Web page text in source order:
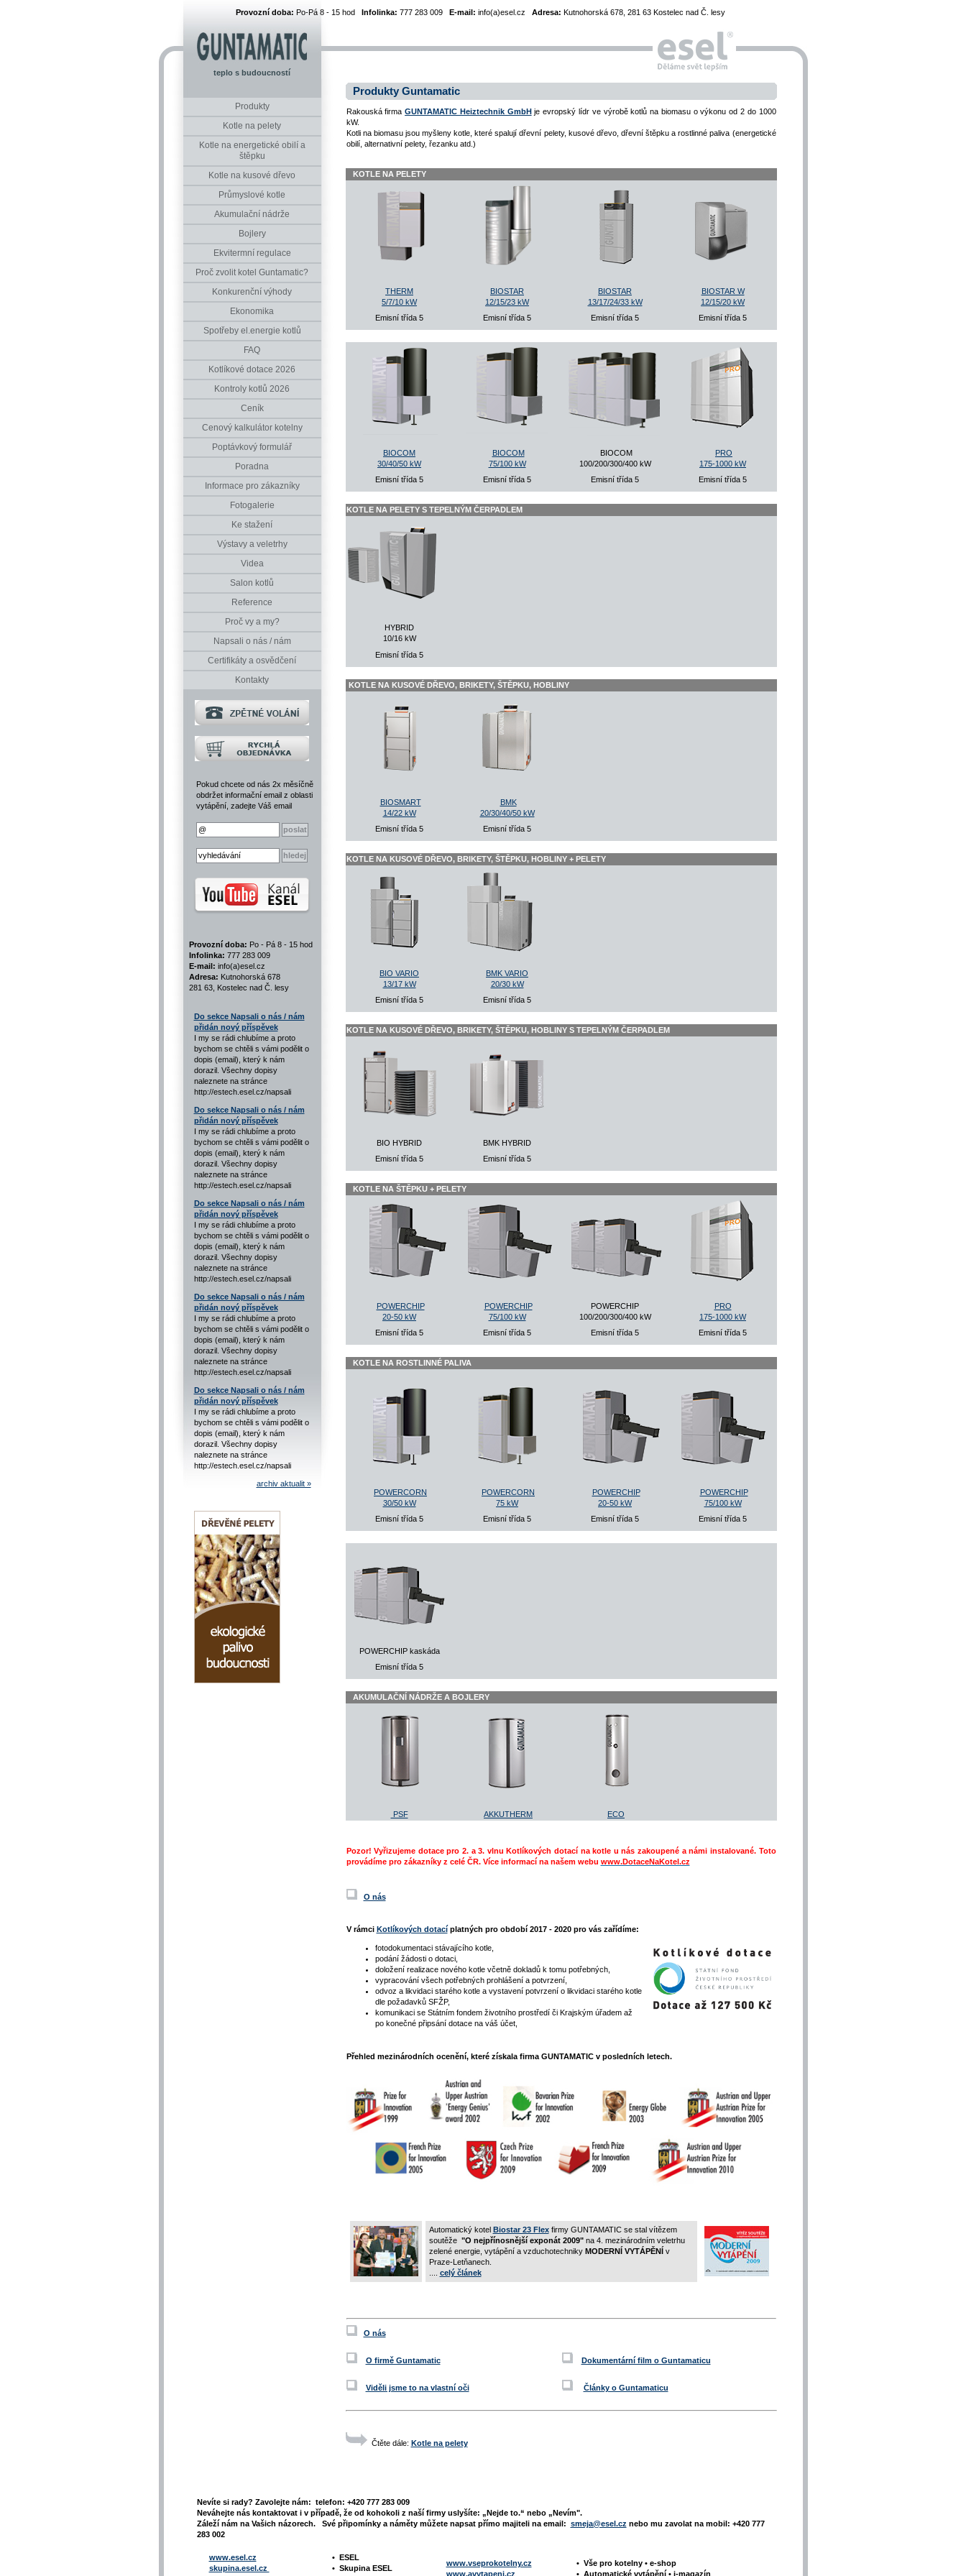
Provozní doba: Po-Pá 8 - 15 hod Infolinka: 777 283 009 E-mail: info(a)esel.cz Adresa: Kutnohorská 678, 281 63 Kostelec nad Č. lesy
teplo s budoucností
Produkty
Kotle na pelety
Kotle na energetické obilí a
štěpku
Kotle na kusové dřevo
Průmyslové kotle
Akumulační nádrže
Bojlery
Ekvitermní regulace
Proč zvolit kotel Guntamatic?
Konkurenční výhody
Ekonomika
Spotřeby el.energie kotlů
FAQ
Kotlíkové dotace 2026
Kontroly kotlů 2026
Ceník
Cenový kalkulátor kotelny
Poptávkový formulář
Poradna
Informace pro zákazníky
Fotogalerie
Ke stažení
Výstavy a veletrhy
Videa
Salon kotlů
Reference
Proč vy a my?
Napsali o nás / nám
Certifikáty a osvědčení
Kontakty
Pokud chcete od nás 2x měsíčně
obdržet informační email z oblasti
vytápění, zadejte Váš email
Provozní doba: Po - Pá 8 - 15 hod
Infolinka: 777 283 009
E-mail: info(a)esel.cz
Adresa: Kutnohorská 678
281 63, Kostelec nad Č. lesy
Do sekce Napsali o nás / nám
přidán nový příspěvek
I my se rádi chlubíme a proto
bychom se chtěli s vámi podělit o
dopis (email), který k nám
dorazil. Všechny dopisy
naleznete na stránce
http://estech.esel.cz/napsali
Do sekce Napsali o nás / nám
přidán nový příspěvek
I my se rádi chlubíme a proto
bychom se chtěli s vámi podělit o
dopis (email), který k nám
dorazil. Všechny dopisy
naleznete na stránce
http://estech.esel.cz/napsali
Do sekce Napsali o nás / nám
přidán nový příspěvek
I my se rádi chlubíme a proto
bychom se chtěli s vámi podělit o
dopis (email), který k nám
dorazil. Všechny dopisy
naleznete na stránce
http://estech.esel.cz/napsali
Do sekce Napsali o nás / nám
přidán nový příspěvek
I my se rádi chlubíme a proto
bychom se chtěli s vámi podělit o
dopis (email), který k nám
dorazil. Všechny dopisy
naleznete na stránce
http://estech.esel.cz/napsali
Do sekce Napsali o nás / nám
přidán nový příspěvek
I my se rádi chlubíme a proto
bychom se chtěli s vámi podělit o
dopis (email), který k nám
dorazil. Všechny dopisy
naleznete na stránce
http://estech.esel.cz/napsali
archiv aktualit »
Produkty Guntamatic
Rakouská firmaGUNTAMATIC Heiztechnik GmbHje evropský lídr ve výrobě kotlů na biomasu o výkonu od 2 do 1000
kW.
Kotli na biomasu jsou myšleny kotle, které spalují dřevní pelety, kusové dřevo, dřevní štěpku a rostlinné paliva (energetické
obilí, alternativní pelety, řezanku atd.)
KOTLE NA PELETY
THERM
5/7/10 kW
Emisní třída 5
BIOSTAR
12/15/23 kW
Emisní třída 5
BIOSTAR
13/17/24/33 kW
Emisní třída 5
BIOSTAR W
12/15/20 kW
Emisní třída 5
BIOCOM
30/40/50 kW
Emisní třída 5
BIOCOM
75/100 kW
Emisní třída 5
BIOCOM
100/200/300/400 kW
Emisní třída 5
PRO
175-1000 kW
Emisní třída 5
KOTLE NA PELETY S TEPELNÝM ČERPADLEM
HYBRID
10/16 kW
Emisní třída 5
KOTLE NA KUSOVÉ DŘEVO, BRIKETY, ŠTĚPKU, HOBLINY
BIOSMART
14/22 kW
Emisní třída 5
BMK
20/30/40/50 kW
Emisní třída 5
KOTLE NA KUSOVÉ DŘEVO, BRIKETY, ŠTĚPKU, HOBLINY + PELETY
BIO VARIO
13/17 kW
Emisní třída 5
BMK VARIO
20/30 kW
Emisní třída 5
KOTLE NA KUSOVÉ DŘEVO, BRIKETY, ŠTĚPKU, HOBLINY S TEPELNÝM ČERPADLEM
BIO HYBRID
Emisní třída 5
BMK HYBRID
Emisní třída 5
KOTLE NA ŠTĚPKU + PELETY
POWERCHIP
20-50 kW
Emisní třída 5
POWERCHIP
75/100 kW
Emisní třída 5
POWERCHIP
100/200/300/400 kW
Emisní třída 5
PRO
175-1000 kW
Emisní třída 5
KOTLE NA ROSTLINNÉ PALIVA
POWERCORN
30/50 kW
Emisní třída 5
POWERCORN
75 kW
Emisní třída 5
POWERCHIP
20-50 kW
Emisní třída 5
POWERCHIP
75/100 kW
Emisní třída 5
POWERCHIP kaskáda
Emisní třída 5
AKUMULAČNÍ NÁDRŽE A BOJLERY
PSF AKKUTHERM ECO
Pozor! Vyřizujeme dotace pro 2. a 3. vlnu Kotlíkových dotací na kotle u nás zakoupené a námi instalované. Toto
provádíme pro zákazníky z celé ČR. Více informací na našem webu www.DotaceNaKotel.cz
O nás
V rámci Kotlíkových dotacíplatných pro období 2017 - 2020 pro vás zařídíme:
fotodokumentaci stávajícího kotle,
podání žádosti o dotaci,
doložení realizace nového kotle včetně dokladů k tomu potřebných,
vypracování všech potřebných prohlášení a potvrzení,
odvoz a likvidaci starého kotle a vystavení potvrzení o likvidaci starého kotle
dle požadavků SFŽP,
komunikaci se Státním fondem životního prostředí či Krajským úřadem až
po konečné připsání dotace na váš účet,
Přehled mezinárodních ocenění, které získala firma GUNTAMATIC v posledních letech.
Automatický kotel Biostar 23 Flexfirmy GUNTAMATIC se stal vítězem
soutěže "O nejpřínosnější exponát 2009"na 4. mezinárodním veletrhu
zelené energie, vytápění a vzduchotechniky MODERNÍ VYTÁPĚNÍ
v
Praze-Letňanech.
celý článek
O nás
O firmě Guntamatic Dokumentární film o Guntamaticu
Viděli jsme to na vlastní oči Články o Guntamaticu
Čtěte dále: Kotle na pelety
Nevíte si rady? Zavolejte nám: telefon: +420 777 283 009
Neváhejte nás kontaktovat i v případě, že od kohokoli z naší firmy uslyšíte: „Nejde to.“ nebo „Nevím".
Záleží nám na Vašich názorech. Své připomínky a náměty můžete napsat přímo majiteli na email: smeja@esel.cz nebo mu zavolat na mobil: +420 777
283 002
www.esel.cz
skupina.esel.cz
•
ESEL
• Skupina ESEL
www.vseprokotelny.cz
www.avytapeni.cz
• Vše pro kotelny •e-shop
• Automatické vytápění •i-magazín